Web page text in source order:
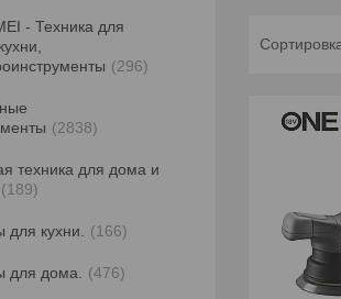
- Техника для
296
2838
техника для дома и
189
для кухни. 166
для дома. 476